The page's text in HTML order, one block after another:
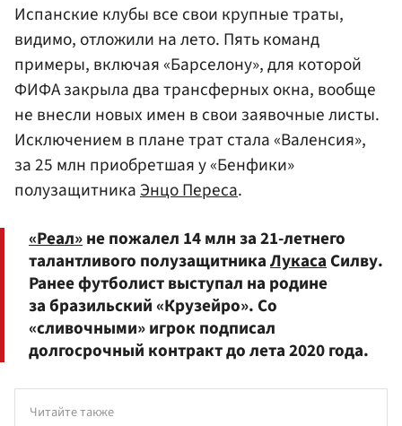
Испанские клубы все свои крупные траты,
видимо, отложили на лето. Пять команд
примеры, включая «Барселону», для которой
ФИФА закрыла два трансферных окна, вообще
не внесли новых имен в свои заявочные листы.
Исключением в плане трат стала «Валенсия»,
за 25 млн приобретшая у «Бенфики»
полузащитникаЭнцо Переса.
«Реал»не пожалел 14 млн за 21-летнего
талантливого полузащитникаЛукасаСилву.
Ранее футболист выступал на родине
за бразильский «Крузейро». Со
«сливочными» игрок подписал
долгосрочный контракт до лета 2020 года.
Читайте также